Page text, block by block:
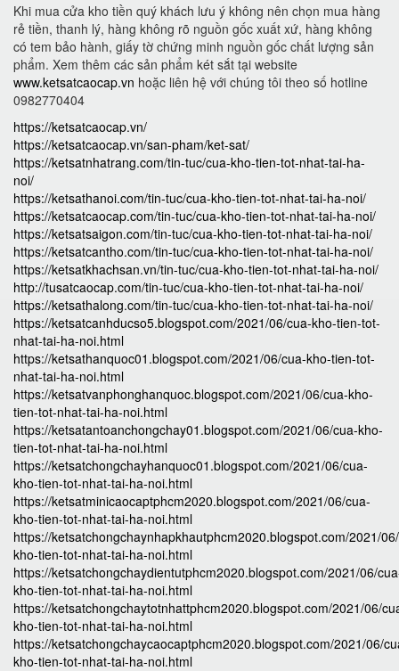
Khi mua cửa kho tiền quý khách lưu ý không nên chọn mua hàng
rẻ tiền, thanh lý, hàng không rõ nguồn gốc xuất xứ, hàng không
có tem bảo hành, giấy tờ chứng minh nguồn gốc chất lượng sản
phẩm. Xem thêm các sản phẩm két sắt tại website
www.ketsatcaocap.vn hoặc liên hệ với chúng tôi theo số hotline
0982770404
https://ketsatcaocap.vn/
https://ketsatcaocap.vn/san-pham/ket-sat/
https://ketsatnhatrang.com/tin-tuc/cua-kho-tien-tot-nhat-tai-ha-
noi/
https://ketsathanoi.com/tin-tuc/cua-kho-tien-tot-nhat-tai-ha-noi/
https://ketsatcaocap.com/tin-tuc/cua-kho-tien-tot-nhat-tai-ha-noi/
https://ketsatsaigon.com/tin-tuc/cua-kho-tien-tot-nhat-tai-ha-noi/
https://ketsatcantho.com/tin-tuc/cua-kho-tien-tot-nhat-tai-ha-noi/
https://ketsatkhachsan.vn/tin-tuc/cua-kho-tien-tot-nhat-tai-ha-noi/
http://tusatcaocap.com/tin-tuc/cua-kho-tien-tot-nhat-tai-ha-noi/
https://ketsathalong.com/tin-tuc/cua-kho-tien-tot-nhat-tai-ha-noi/
https://ketsatcanhducso5.blogspot.com/2021/06/cua-kho-tien-tot-
nhat-tai-ha-noi.html
https://ketsathanquoc01.blogspot.com/2021/06/cua-kho-tien-tot-
nhat-tai-ha-noi.html
https://ketsatvanphonghanquoc.blogspot.com/2021/06/cua-kho-
tien-tot-nhat-tai-ha-noi.html
https://ketsatantoanchongchay01.blogspot.com/2021/06/cua-kho-
tien-tot-nhat-tai-ha-noi.html
https://ketsatchongchayhanquoc01.blogspot.com/2021/06/cua-
kho-tien-tot-nhat-tai-ha-noi.html
https://ketsatminicaocaptphcm2020.blogspot.com/2021/06/cua-
kho-tien-tot-nhat-tai-ha-noi.html
https://ketsatchongchaynhapkhautphcm2020.blogspot.com/2021/
kho-tien-tot-nhat-tai-ha-noi.html
https://ketsatchongchaydientutphcm2020.blogspot.com/2021/06/
kho-tien-tot-nhat-tai-ha-noi.html
https://ketsatchongchaytotnhattphcm2020.blogspot.com/2021/06/
kho-tien-tot-nhat-tai-ha-noi.html
https://ketsatchongchaycaocaptphcm2020.blogspot.com/2021/06/
kho-tien-tot-nhat-tai-ha-noi.html